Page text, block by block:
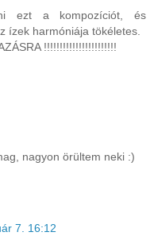
ezt a kompozíciót, és
ízek harmóniája tökéletes.
!!!!!!!!!!!!!!!!!!!!!!!
nagyon örültem neki :)
7. 16:12